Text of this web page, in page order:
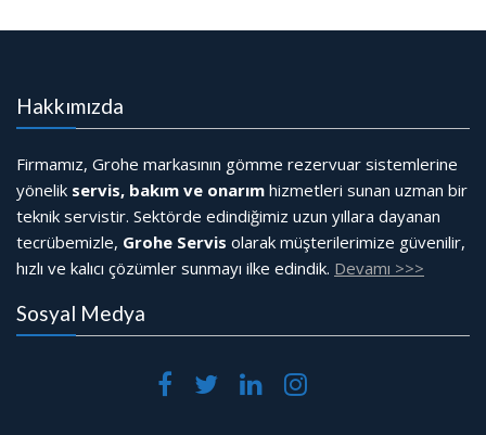
Hakkımızda
Firmamız, Grohe markasının gömme rezervuar sistemlerine
yönelik servis, bakım ve onarım hizmetleri sunan uzman bir
teknik servistir. Sektörde edindiğimiz uzun yıllara dayanan
tecrübemizle, Grohe Servis olarak müşterilerimize güvenilir,
hızlı ve kalıcı çözümler sunmayı ilke edindik. Devamı >>>
Sosyal Medya